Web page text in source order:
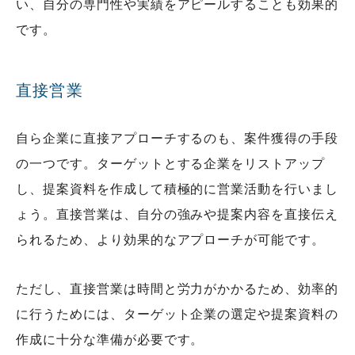
い、自分の専門性や実績をアピールすることも効果的
です。
直接営業
自ら企業に直接アプローチするのも、案件獲得の手段
の一つです。ターゲットとする企業をリストアップ
し、提案資料を作成して積極的に営業活動を行いまし
ょう。直接営業は、自分の強みや提案内容を直接伝え
られるため、より効果的なアプローチが可能です。
ただし、直接営業は時間と労力がかかるため、効率的
に行うためには、ターゲット企業の選定や提案資料の
作成に十分な準備が必要です。